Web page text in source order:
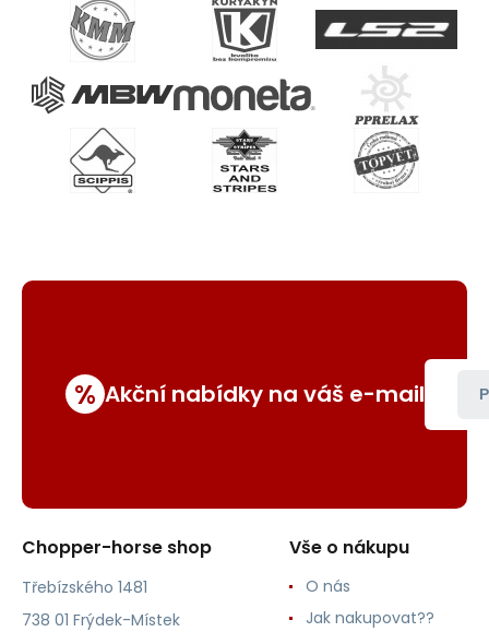
% Akční nabídky na váš e-mail
Chopper-horse shop
Třebízského 1481
738 01 Frýdek-Místek
Vše o nákupu
O nás
Jak nakupovat??